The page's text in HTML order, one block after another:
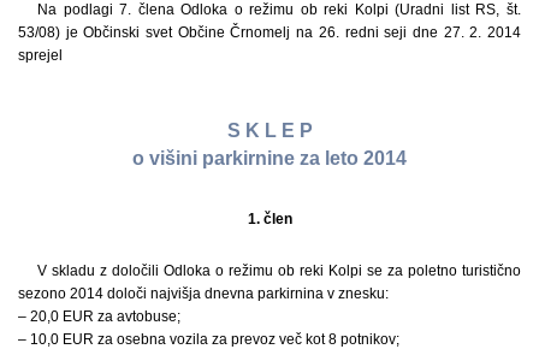
Na podlagi 7. člena Odloka o režimu ob reki Kolpi (Uradni list RS, št.
53/08) je Občinski svet Občine Črnomelj na 26. redni seji dne 27. 2. 2014
sprejel
S K L E P
o višini parkirnine za leto 2014
1. člen
V skladu z določili Odloka o režimu ob reki Kolpi se za poletno turistično
sezono 2014 določi najvišja dnevna parkirnina v znesku:
– 20,0 EUR za avtobuse;
– 10,0 EUR za osebna vozila za prevoz več kot 8 potnikov;